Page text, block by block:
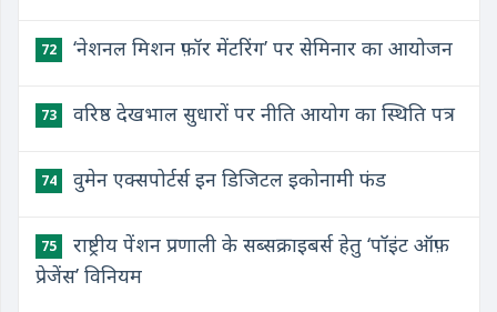
72 ‘नेशनल मिशन फ़ॉर मेंटरिंग’ पर सेमिनार का आयोजन
73 वरिष्ठ देखभाल सुधारों पर नीति आयोग का स्थिति पत्र
74 वुमेन एक्सपोर्टर्स इन डिजिटल इकोनामी फंड
75
राष्ट्रीय पेंशन प्रणाली के सब्सक्राइबर्स हेतु ‘पॉइंट ऑफ़
प्रेजेंस’ विनियम